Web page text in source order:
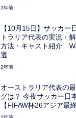
2年前
【10月15日】サッカー
トラリア代表の実況・
方法・キャスト紹介 W
選
2年前
オーストラリア代表の
グは？ 今夜サッカー日
【FIFAW杯26アジア最